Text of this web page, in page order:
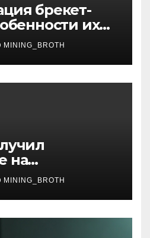
брекет-
их
MINING_BROTH
на
банка в
MINING_BROTH